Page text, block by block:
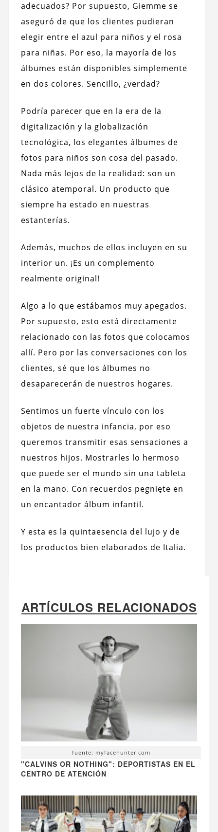
adecuados? Por supuesto, Giemme se
aseguró de que los clientes pudieran
elegir entre el azul para niños y el rosa
para niñas. Por eso, la mayoría de los
álbumes están disponibles simplemente
en dos colores. Sencillo, ¿verdad?
Podría parecer que en la era de la
digitalización y la globalización
tecnológica, los elegantes álbumes de
fotos para niños son cosa del pasado.
Nada más lejos de la realidad: son un
clásico atemporal. Un producto que
siempre ha estado en nuestras
estanterías.
Además, muchos de ellos incluyen en su
interior un. ¡Es un complemento
realmente original!
Algo a lo que estábamos muy apegados.
Por supuesto, esto está directamente
relacionado con las fotos que colocamos
allí. Pero por las conversaciones con los
clientes, sé que los álbumes no
desaparecerán de nuestros hogares.
Sentimos un fuerte vínculo con los
objetos de nuestra infancia, por eso
queremos transmitir esas sensaciones a
nuestros hijos. Mostrarles lo hermoso
que puede ser el mundo sin una tableta
en la mano. Con recuerdos pegnięte en
un encantador álbum infantil.
Y esta es la quintaesencia del lujo y de
los productos bien elaborados de Italia.
ARTÍCULOS RELACIONADOS
fuente: myfacehunter.com
"CALVINS OR NOTHING": DEPORTISTAS EN EL
CENTRO DE ATENCIÓN